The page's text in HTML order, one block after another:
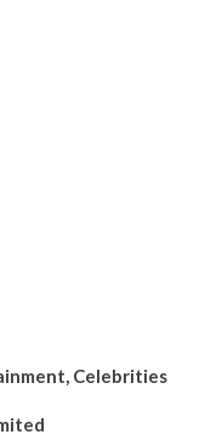
Celebrities